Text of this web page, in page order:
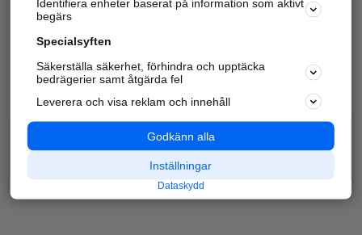
Identifiera enheter baserat på information som aktivt
begärs
Specialsyften
Säkerställa säkerhet, förhindra och upptäcka
bedrägerier samt åtgärda fel
Leverera och visa reklam och innehåll
Godkänn alla
Inställningar
Dataskydd